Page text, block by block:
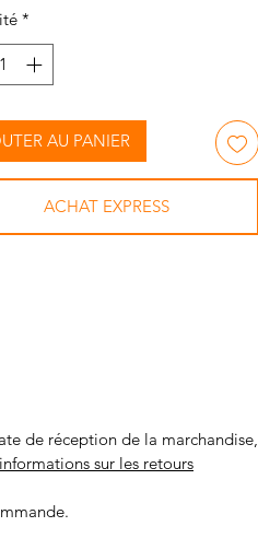
*
AU PANIER
ACHAT EXPRESS
de réception de la marchandise,
sur les retours